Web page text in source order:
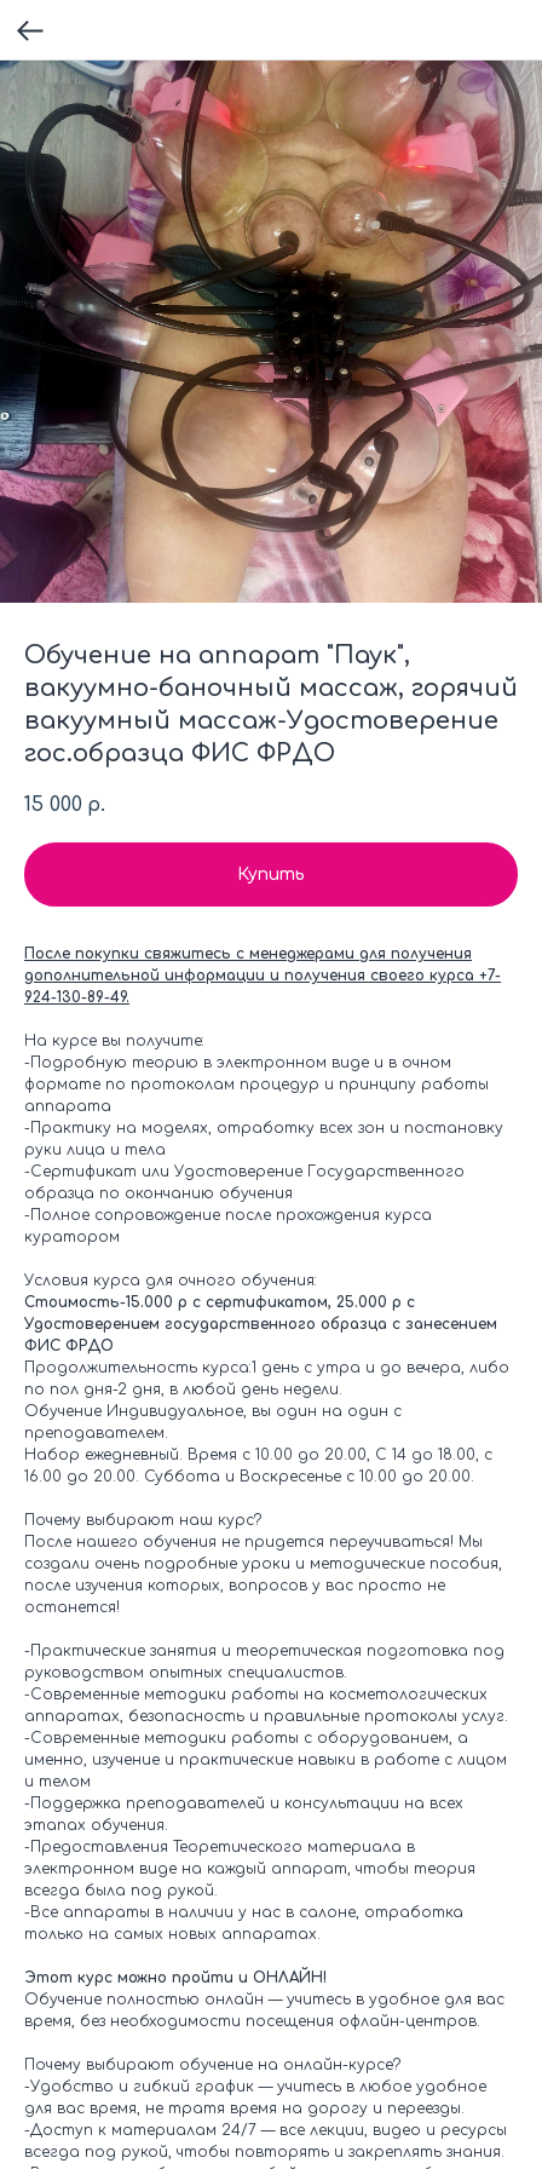
Обучение на аппарат "Паук",
вакуумно-баночный массаж, горячий
вакуумный массаж-Удостоверение
гос.образца ФИС ФРДО
15 000 р.
Купить
После покупки свяжитесь с менеджерами для получения
дополнительной информации и получения своего курса +7-
924-130-89-49.
На курсе вы получите:
-Подробную теорию в электронном виде и в очном
формате по протоколам процедур и принципу работы
аппарата
-Практику на моделях, отработку всех зон и постановку
руки лица и тела
-Сертификат или Удостоверение Государственного
образца по окончанию обучения
-Полное сопровождение после прохождения курса
куратором
Условия курса для очного обучения:
Стоимость-15.000 р с сертификатом, 25.000 р с
Удостоверением государственного образца с занесением
ФИС ФРДО
Продолжительность курса:1 день с утра и до вечера, либо
по пол дня-2 дня, в любой день недели.
Обучение Индивидуальное, вы один на один с
преподавателем.
Набор ежедневный. Время с 10.00 до 20.00, С 14 до 18.00, с
16.00 до 20.00. Суббота и Воскресенье с 10.00 до 20.00.
Почему выбирают наш курс?
После нашего обучения не придется переучиваться! Мы
создали очень подробные уроки и методические пособия,
после изучения которых, вопросов у вас просто не
останется!
-Практические занятия и теоретическая подготовка под
руководством опытных специалистов.
-Современные методики работы на косметологических
аппаратах, безопасность и правильные протоколы услуг.
-Современные методики работы с оборудованием, а
именно, изучение и практические навыки в работе с лицом
и телом
-Поддержка преподавателей и консультации на всех
этапах обучения.
-Предоставления Теоретического материала в
электронном виде на каждый аппарат, чтобы теория
всегда была под рукой.
-Все аппараты в наличии у нас в салоне, отработка
только на самых новых аппаратах.
Этот курс можно пройти и ОНЛАЙН!
Обучение полностью онлайн — учитесь в удобное для вас
время, без необходимости посещения офлайн-центров.
Почему выбирают обучение на онлайн-курсе?
-Удобство и гибкий график — учитесь в любое удобное
для вас время, не тратя время на дорогу и переезды.
-Доступ к материалам 24/7 — все лекции, видео и ресурсы
всегда под рукой, чтобы повторять и закреплять знания.